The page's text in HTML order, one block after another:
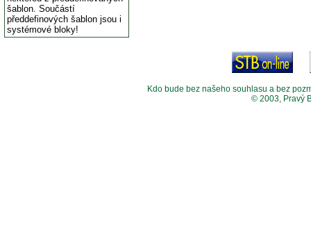
šablon. Součástí
předdefinových šablon jsou i
systémové bloky!
Kdo bude bez našeho souhlasu a bez
© 2003, Pravý